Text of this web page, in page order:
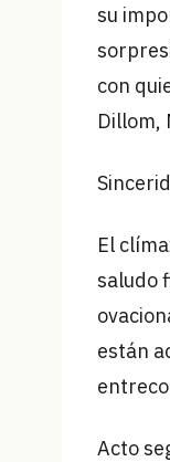
su
con
Dillom,
El
saludo
están
Acto